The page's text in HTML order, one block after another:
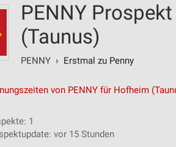
PENNY
(Taunus)
PENNY › Erstmal zu Penny
von PENNY für Hofheim
1
vor 15 Stunden